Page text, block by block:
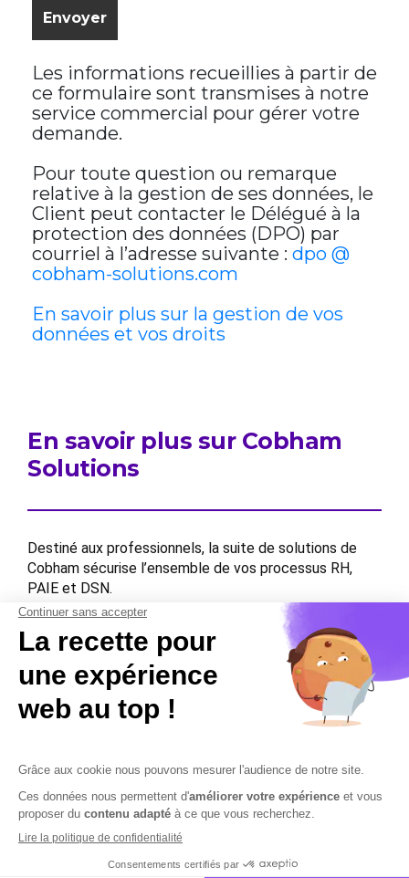
Les informations recueillies à partir de
ce formulaire sont transmises à notre
service commercial pour gérer votre
demande.
Pour toute question ou remarque
relative à la gestion de ses données, le
Client peut contacter le Délégué à la
protection des données (DPO) par
courriel à l’adresse suivante : dpo @
cobham-solutions.com
En savoir plus sur la gestion de vos
données et vos droits
En savoir plus sur Cobham
Solutions
Destiné aux professionnels, la suite de solutions de
Cobham sécurise l’ensemble de vos processus RH,
PAIE et DSN.
Contactez-nous
Contactez-nous Mentions légales
Plan du site
Sécurisation des données
Conditions Générales de Vente et d’Utilisation
Copyright © 2026 Cobham Solutions | Logiciel de conformité et